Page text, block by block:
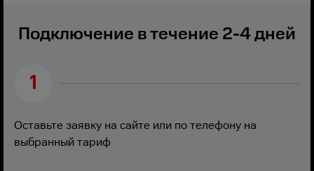
Подключение в течение 2-4 дней
1
Оставьте заявку на сайте или по телефону на
выбранный тариф